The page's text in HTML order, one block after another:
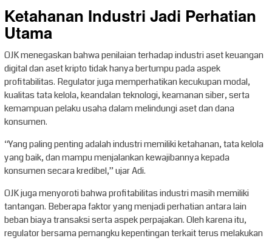
Ketahanan Industri Jadi Perhatian
Utama
OJK menegaskan bahwa penilaian terhadap industri aset keuangan
digital dan aset kripto tidak hanya bertumpu pada aspek
profitabilitas. Regulator juga memperhatikan kecukupan modal,
kualitas tata kelola, keandalan teknologi, keamanan siber, serta
kemampuan pelaku usaha dalam melindungi aset dan dana
konsumen.
“Yang paling penting adalah industri memiliki ketahanan, tata kelola
yang baik, dan mampu menjalankan kewajibannya kepada
konsumen secara kredibel,” ujar Adi.
OJK juga menyoroti bahwa profitabilitas industri masih memiliki
tantangan. Beberapa faktor yang menjadi perhatian antara lain
beban biaya transaksi serta aspek perpajakan. Oleh karena itu,
regulator bersama pemangku kepentingan terkait terus melakukan